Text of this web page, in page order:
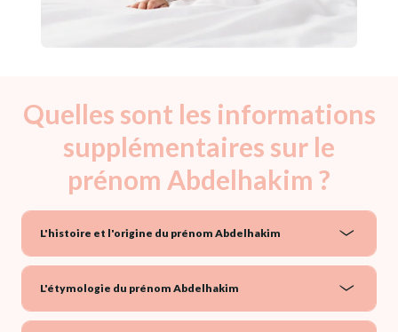
Quelles sont les informations
supplémentaires sur le
prénom Abdelhakim ?
L'histoire et l'origine du prénom Abdelhakim
L'étymologie du prénom Abdelhakim